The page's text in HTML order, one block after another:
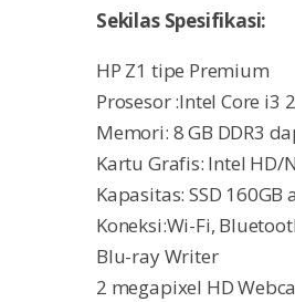
Sekilas Spesifikasi:
HP Z1 tipe Premium
Prosesor :Intel Core i3
Memori: 8 GB DDR3
Kartu Grafis: Intel HD/
Kapasitas: SSD 160GB
Koneksi:Wi-Fi,
Blu-ray Writer
2 megapixel HD